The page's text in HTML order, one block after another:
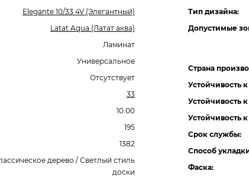
Elegante 10/33 4V (Элегантный)
Latat Aqua (Латат аква)
Ламинат
Универсальное
Отсутствует
33
10.00
195
1382
дерево / Светлый стиль
доски
Тип дизайна:
Допустимые
Страна
Устойчивость
Устойчивость
Устойчивость
Срок службы:
Способ
Фаска: